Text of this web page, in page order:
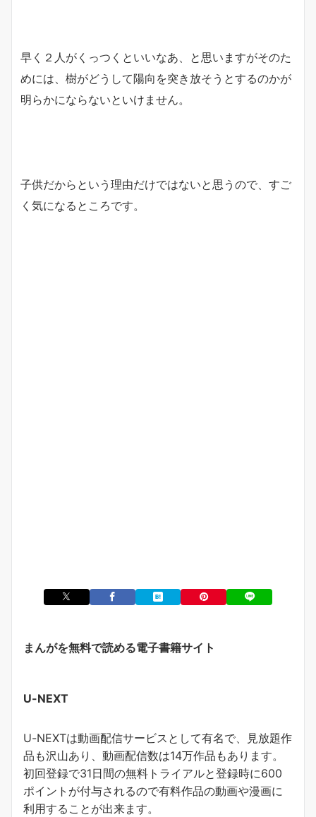
早く２人がくっつくといいなあ、と思いますがそのた
めには、樹がどうして陽向を突き放そうとするのかが
明らかにならないといけません。
子供だからという理由だけではないと思うので、すご
く気になるところです。
まんがを無料で読める電子書籍サイト
U-NEXT
U-NEXTは動画配信サービスとして有名で、見放題作
品も沢山あり、動画配信数は14万作品もあります。
初回登録で31日間の無料トライアルと登録時に600
ポイントが付与されるので有料作品の動画や漫画に
利用することが出来ます。